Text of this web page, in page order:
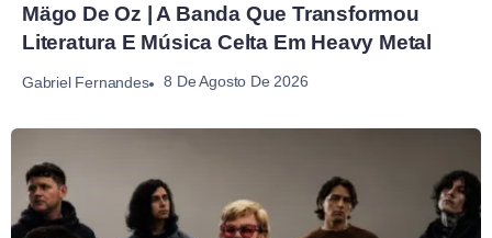
Mägo De Oz | A Banda Que Transformou
Literatura E Música Celta Em Heavy Metal
Gabriel Fernandes 8 De Agosto De 2026